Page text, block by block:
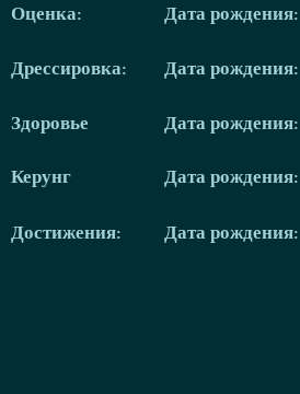
Оценка:
Дрессировка:
Здоровье
Керунг
Достижения:
Дата рождения:
Дата рождения:
Дата рождения:
Дата рождения:
Дата рождения: